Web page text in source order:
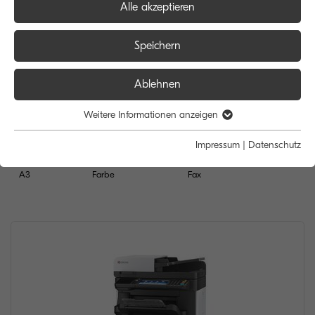
A3 Farbe
Funktion:
Scan
Fax
Alle akzeptieren
Speichern
Ablehnen
Weitere Informationen anzeigen
Impressum | Datenschutz